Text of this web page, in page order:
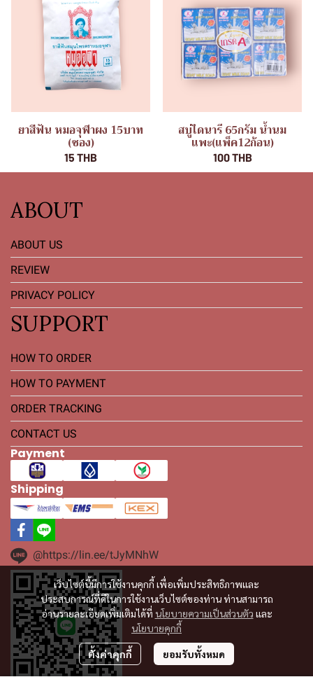
ยาสีฟัน หมอจุฬาผง 15บาท
(ซอง)
15 THB
สบู่ไดนารี 65กรัม น้ำนม
แพะ(แพ็ค12ก้อน)
100 THB
เว็บไซต์นี้มีการใช้งานคุกกี้ เพื่อเพิ่มประสิทธิภาพและ
ประสบการณ์ที่ดีในการใช้งานเว็บไซต์ของท่าน ท่านสามารถ
อ่านรายละเอียดเพิ่มเติมได้ที่ นโยบายความเป็นส่วนตัว และ
นโยบายคุกกี้
ตั้งค่าคุกกี้ ยอมรับทั้งหมด
ABOUT
ABOUT US
REVIEW
PRIVACY POLICY
SUPPORT
HOW TO ORDER
HOW TO PAYMENT
ORDER TRACKING
CONTACT US
Payment
Shipping
@https://lin.ee/tJyMNhW